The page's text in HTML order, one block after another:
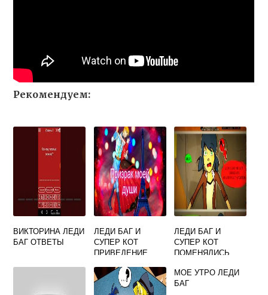
Рекомендуем:
ВИКТОРИНА ЛЕДИ
БАГ ОТВЕТЫ
ЛЕДИ БАГ И
СУПЕР КОТ
ПРИВЕДЕНИЕ
ЛЕДИ БАГ И
СУПЕР КОТ
ПОМЕНЯЛИСЬ
МОЕ УТРО ЛЕДИ
БАГ